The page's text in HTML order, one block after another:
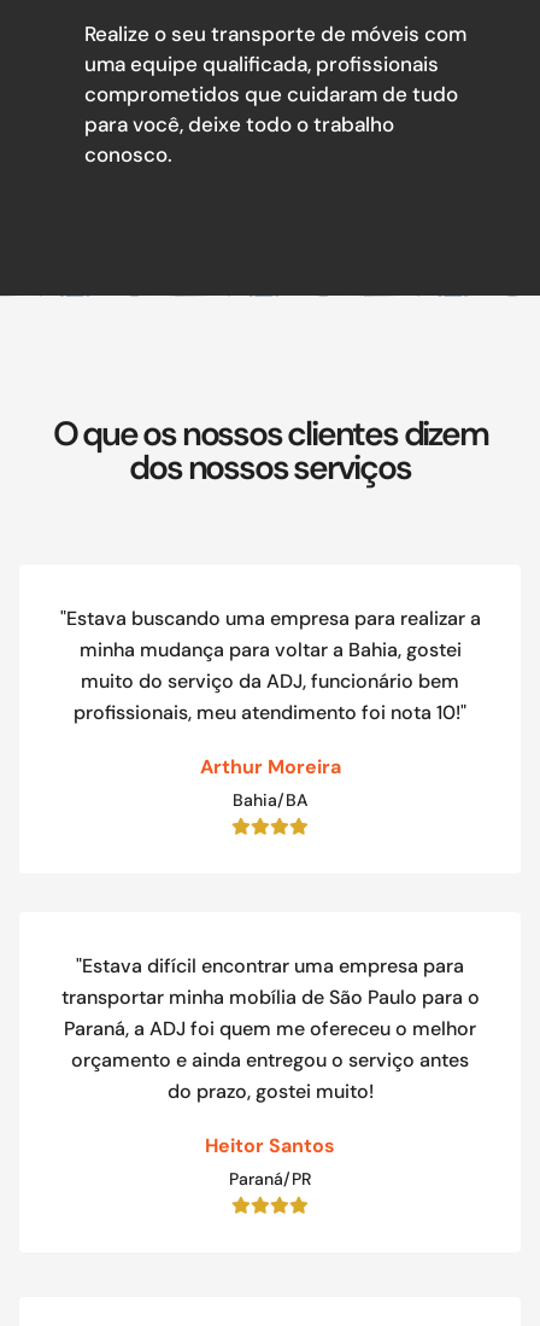
Realize o seu transporte de móveis com
uma equipe qualificada, profissionais
comprometidos que cuidaram de tudo
para você, deixe todo o trabalho
conosco.
O que os nossos clientes dizem
dos nossos serviços
"Estava buscando uma empresa para realizar a
minha mudança para voltar a Bahia, gostei
muito do serviço da ADJ, funcionário bem
profissionais, meu atendimento foi nota 10!"
Arthur Moreira
Bahia/BA
"Estava difícil encontrar uma empresa para
transportar minha mobília de São Paulo para o
Paraná, a ADJ foi quem me ofereceu o melhor
orçamento e ainda entregou o serviço antes
do prazo, gostei muito!
Heitor Santos
Paraná/PR